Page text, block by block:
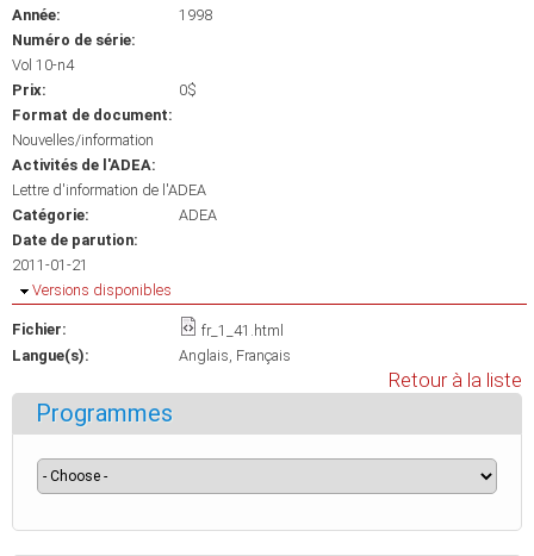
Année:
1998
Numéro de série:
Vol 10-n4
Prix:
0$
Format de document:
Nouvelles/information
Activités de l'ADEA:
Lettre d'information de l'ADEA
Catégorie:
ADEA
Date de parution:
2011-01-21
Masquer
Versions disponibles
Fichier:
fr_1_41.html
Langue(s):
Anglais Français
Retour à la liste
Programmes